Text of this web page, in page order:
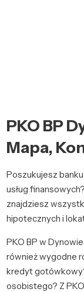
PKO BP
Mapa,
Poszukujesz
usług
znajdziesz
hipotecznych i
PKO BP w
również wygodne
kredyt
osobistego? Z